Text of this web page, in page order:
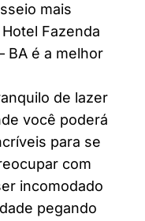
mais
Fazenda
BA é a melhor
de lazer
você poderá
para se
com
incomodado
pegando